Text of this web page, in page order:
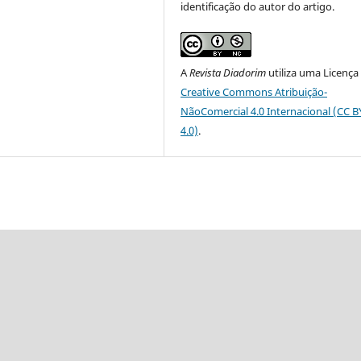
identificação do autor do artigo.
ARevista Diadorim utiliza uma Licença
Creative Commons Atribuição-
NãoComercial 4.0 Internacional (CC
4.0).